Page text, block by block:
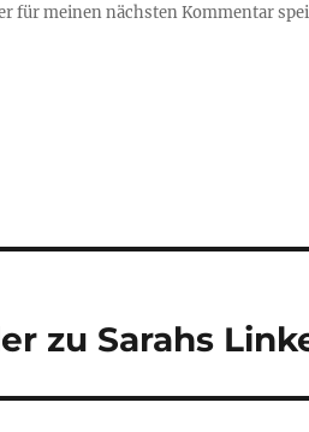
für meinen nächsten Kommentar
zu Sarahs